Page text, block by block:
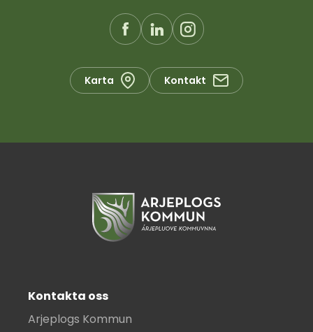
Karta Kontakt
Kontakta oss
Arjeplogs Kommun